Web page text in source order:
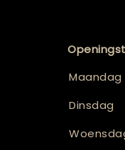
Maandag
Dinsdag